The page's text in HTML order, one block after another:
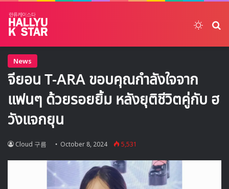
News
จียอน T-ARA ขอบคุณกำลังใจจาก
แฟนๆ ด้วยรอยยิ้ม หลังยุติชีวิตคู่กับ ฮ
วังแจกยุน
Cloud 구름 October 8, 2024 5,531